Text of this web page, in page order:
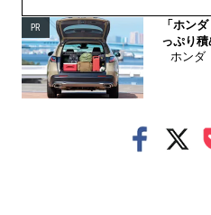
PR
「ホン
っぷり
ホンダ